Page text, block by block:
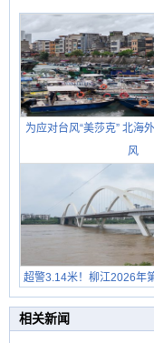
为应对台风“美莎克” 北海
风
超警3.14米！柳江2026年
在堤岸见证
相关新闻